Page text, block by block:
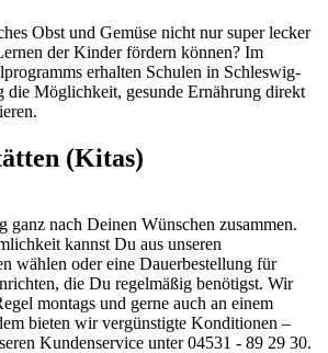
Obst und Gemüse nicht nur super lecker
der Kinder fördern können? Im
erhalten Schulen in Schleswig-
die Möglichkeit, gesunde Ernährung direkt
(Kitas)
ganz nach Deinen Wünschen zusammen.
kannst Du aus unseren
wählen oder eine Dauerbestellung für
die Du regelmäßig benötigst. Wir
montags und gerne auch an einem
bieten wir vergünstigte Konditionen –
Kundenservice unter 04531 - 89 29 30.